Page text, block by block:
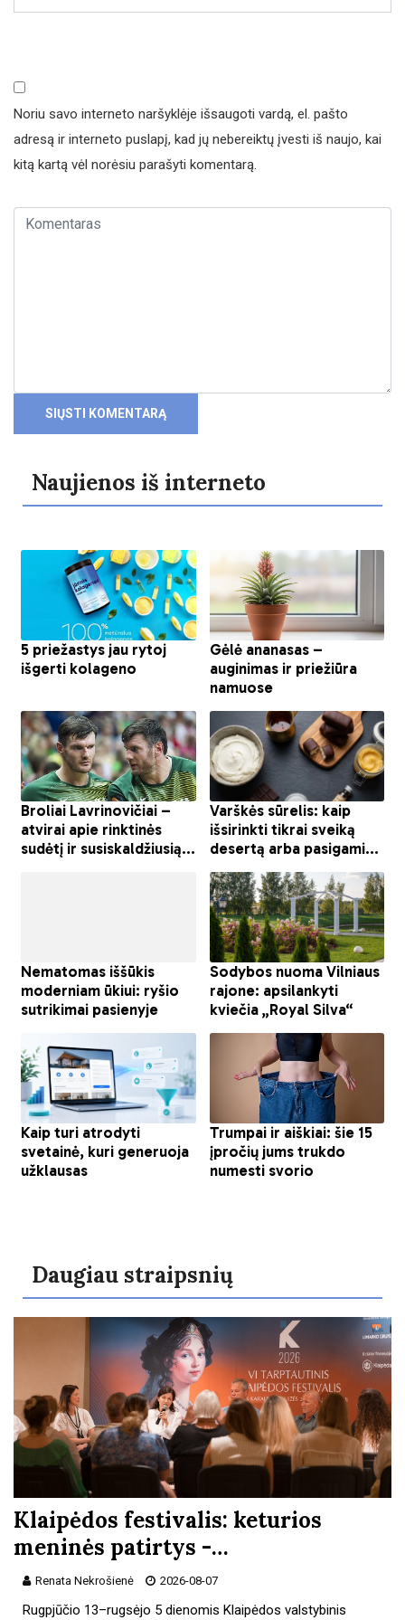
Noriu savo interneto naršyklėje išsaugoti vardą, el. pašto
adresą ir interneto puslapį, kad jų nebereiktų įvesti iš naujo, kai
kitą kartą vėl norėsiu parašyti komentarą.
Naujienos iš interneto
Daugiau straipsnių
Klaipėdos festivalis: keturios
meninės patirtys -…
Renata Nekrošienė 2026-08-07
Rugpjūčio 13–rugsėjo 5 dienomis Klaipėdos valstybinis